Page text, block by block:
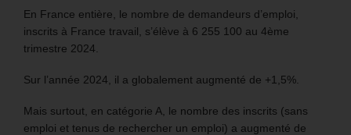
En France entière, le nombre de demandeurs d’emploi,
inscrits à France travail, s’élève à 6 255 100 au 4ème
trimestre 2024.
Sur l’année 2024, il a globalement augmenté de +1,5%.
Mais surtout, en catégorie A, le nombre des inscrits (sans
emploi et tenus de rechercher un emploi) a augmenté de